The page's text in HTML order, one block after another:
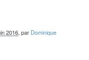
2016, par Dominique